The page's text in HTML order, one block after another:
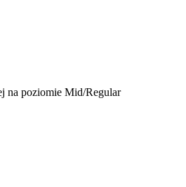
na poziomie Mid/Regular